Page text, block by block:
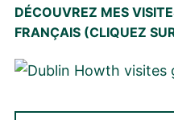
DÉCOUVREZ MES
FRANÇAIS (CLIQUEZ